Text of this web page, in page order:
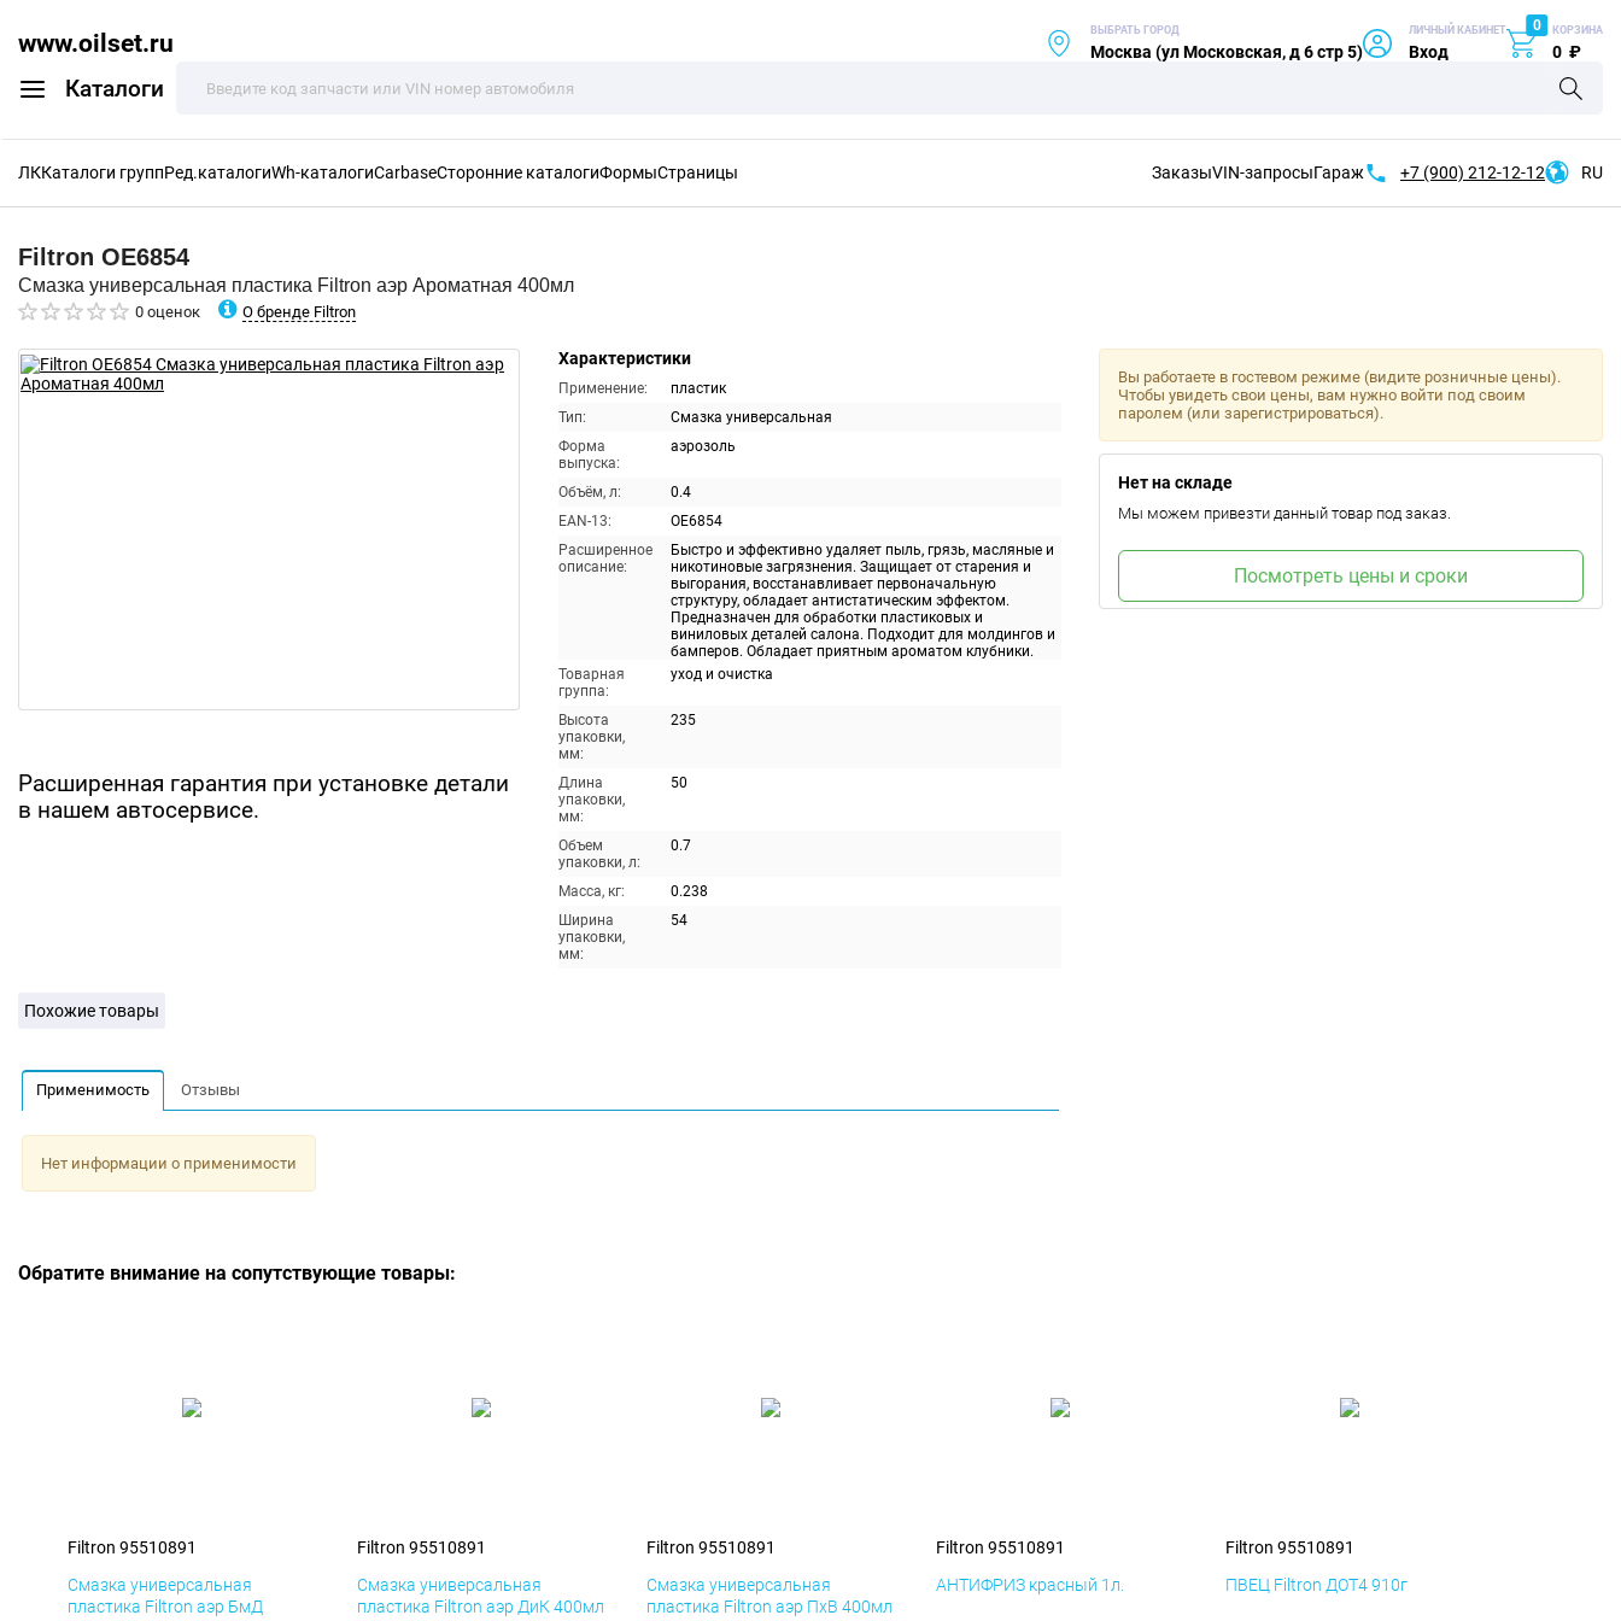
www.oilset.ru
Каталоги
ВЫБРАТЬ ГОРОД
Москва (ул Московская, д 6 стр 5)
ЛИЧНЫЙ КАБИНЕТ
Вход
0 КОРЗИНА
0 ₽
ЛККаталоги группРед.каталогиWh-каталогиCarbaseСторонние каталогиФормыСтраницы ЗаказыVIN-запросыГараж +7 (900) 212-12-12 RU
Filtron OE6854
Смазка универсальная пластика Filtron аэр Ароматная 400мл
0 оценок О бренде Filtron
Расширенная гарантия при установке детали
в нашем автосервисе.
Характеристики
Применение:
пластик
Тип:
Смазка универсальная
Форма
выпуска:
аэрозоль
Объём, л:
0.4
EAN-13:
OE6854
Расширенное
описание:
Быстро и эффективно удаляет пыль, грязь, масляные и
никотиновые загрязнения. Защищает от старения и
выгорания, восстанавливает первоначальную
структуру, обладает антистатическим эффектом.
Предназначен для обработки пластиковых и
виниловых деталей салона. Подходит для молдингов и
бамперов. Обладает приятным ароматом клубники.
Товарная
группа:
уход и очистка
Высота
упаковки,
мм:
235
Длина
упаковки,
мм:
50
Объем
упаковки, л:
0.7
Масса, кг:
0.238
Ширина
упаковки,
мм:
54
Вы работаете в гостевом режиме (видите розничные цены).
Чтобы увидеть свои цены, вам нужно войти под своим
паролем (или зарегистрироваться).
Нет на складе
Мы можем привезти данный товар под заказ.
Посмотреть цены и сроки
Похожие товары
Применимость Отзывы
Нет информации о применимости
Обратите внимание на сопутствующие товары:
Filtron 95510891
Смазка универсальная
пластика Filtron аэр БмД
Filtron 95510891
Смазка универсальная
пластика Filtron аэр ДиК 400мл
Filtron 95510891
Смазка универсальная
пластика Filtron аэр ПхВ 400мл
Filtron 95510891
АНТИФРИЗ красный 1л.
Filtron 95510891
ПВЕЦ Filtron ДОТ4 910г